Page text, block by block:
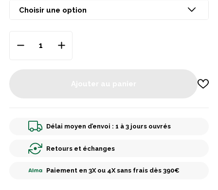
Délai moyen d’envoi : 1 à 3 jours ouvrés
Retours et échanges
Paiement en 3X ou 4X sans frais dès 390€